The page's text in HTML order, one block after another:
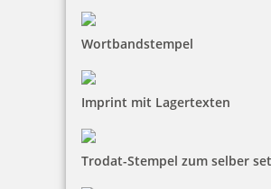
Wortbandstempel
Imprint mit Lagertexten
Trodat-Stempel zum selber
18,00 €